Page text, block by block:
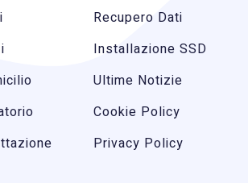
Recupero Dati
Installazione SSD
Ultime Notizie
Cookie Policy
Privacy Policy